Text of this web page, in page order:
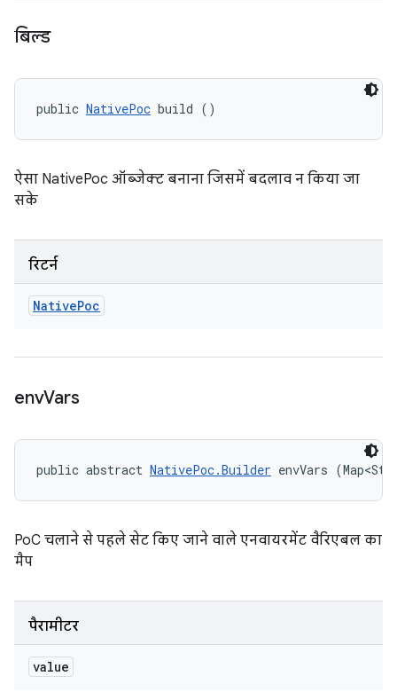
बिल्ड
public NativePoc build ()
ऐसा NativePoc ऑब्जेक्ट बनाना जिसमें बदलाव न किया जा
सके
रिटर्न
NativePoc
envVars
public abstract NativePoc.Builder envVars
PoC चलाने से पहले सेट किए जाने वाले एनवायरमेंट वैरिएबल का
मैप
पैरामीटर
value